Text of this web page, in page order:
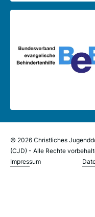
© 2026 Christliches
(CJD) - Alle Rechte
Impressum